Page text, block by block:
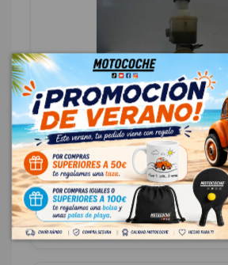
BOMBA FRENO 4720142290
TOYOTA RAV 4 (A2) 2.0 LUNA 4X4 (2003)
OEM:4720142290
ID:408139
28,00 € Sin IVA
33,88 € Con IVA